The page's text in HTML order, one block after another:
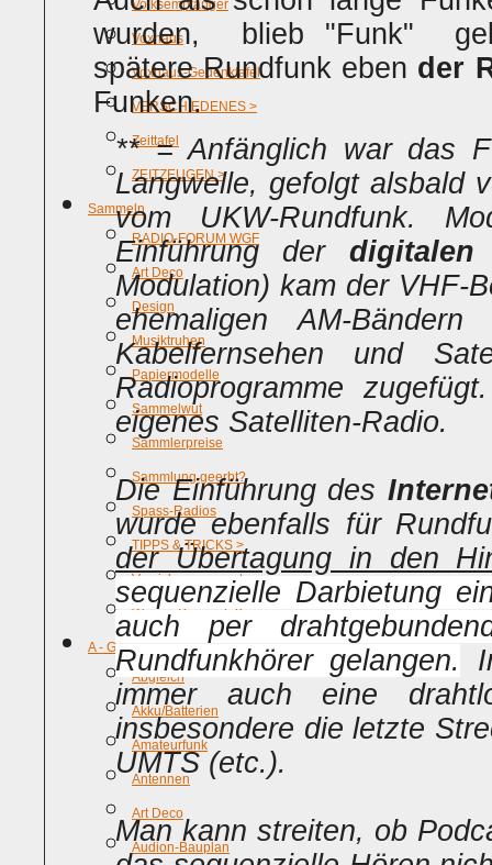
Volksempfänger
Voxhaus
Voxhaus-Gedenktafel
VERSCHIEDENES >
Zeittafel
ZEITZEUGEN >
Sammeln
RADIO-FORUM WGF
Art Deco
Design
Musiktruhen
Papiermodelle
Sammelwut
Sammlerpreise
Sammlung geerbt?
Spass-Radios
TIPPS & TRICKS >
Versicherungswert
Warum Sammeln?
A - G
Abgleich
Akku/Batterien
Amateurfunk
Antennen
Art Deco
Audion-Bauplan
wurden, blieb "Funk"
spätere Rundfunk eben der
Funken.
** = Anfänglich war das
Langwelle, gefolgt alsbald
vom UKW-Rundfunk.
Einführung der digitalen
Modulation) kam der VHF-
ehemaligen AM-
Kabelfernsehen und
Radioprogramme
eigenes Satelliten-Radio.
Die Einführung des
wurde ebenfalls für
der Übertagung in den
sequenzielle Darbietung
auch per
Rundfunkhörer gelangen.
immer auch eine
insbesondere die letzte
UMTS (etc.).
Man kann streiten, ob